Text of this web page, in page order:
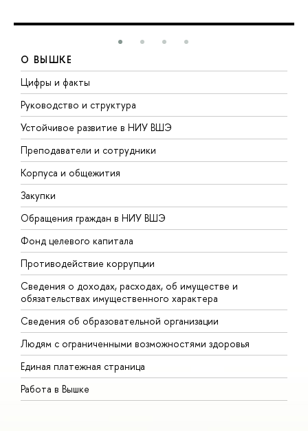
О ВЫШКЕ
Цифры и факты
Руководство и структура
Устойчивое развитие в НИУ ВШЭ
Преподаватели и сотрудники
Корпуса и общежития
Закупки
Обращения граждан в НИУ ВШЭ
Фонд целевого капитала
Противодействие коррупции
Сведения о доходах, расходах, об имуществе и
обязательствах имущественного характера
Сведения об образовательной организации
Людям с ограниченными возможностями здоровья
Единая платежная страница
Работа в Вышке